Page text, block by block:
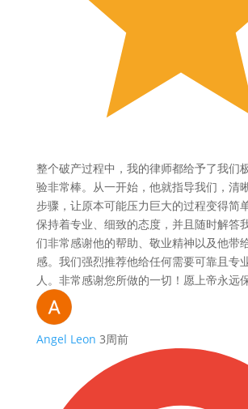
整个破产过程中，我的律师都给予了我们
验非常棒。从一开始，他就指导我们，清
步骤，让原本可能压力巨大的过程变得简
保持着专业、细致的态度，并且随时解答
们非常感谢他的帮助、敬业精神以及他带
感。我们强烈推荐他给任何需要可靠且专
人。非常感谢您所做的一切！愿上帝永远
Angel Leon 3周前